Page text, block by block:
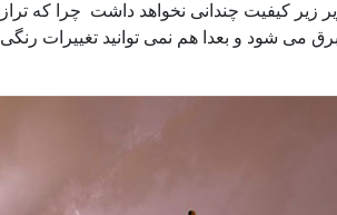
کیفیت چندانی نخواهد داشت چرا که
شود و بعدا هم نمی توانید تغییرات